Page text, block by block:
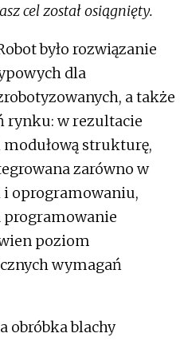
cel został osiągnięty.
było rozwiązanie
dla
a także
rynku: w rezultacie
strukturę,
zarówno w
oprogramowaniu,
poziom
wymagań